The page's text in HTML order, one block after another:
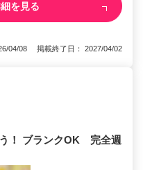
を見る
04/08 掲載終了日： 2027/04/02
！ ブランクOK 完全週